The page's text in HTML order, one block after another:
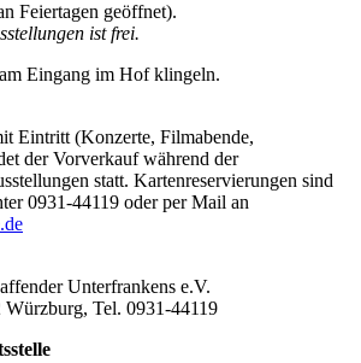
Feiertagen geöffnet).
ist frei.
Eingang im Hof klingeln.
Eintritt (Konzerte, Filmabende,
der Vorverkauf während der
statt. Kartenreservierungen sind
0931-44119 oder per Mail an
Unterfrankens e.V.
Würzburg, Tel. 0931-44119